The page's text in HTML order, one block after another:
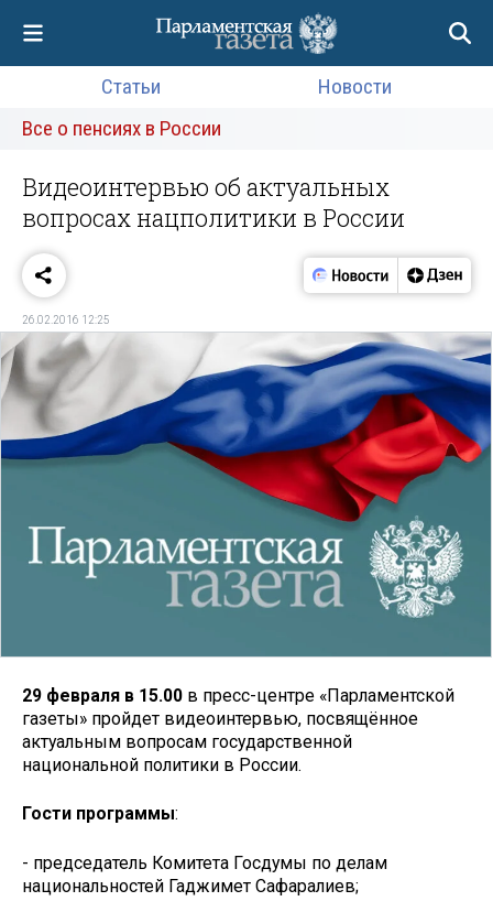
Статьи
Новости
Все о пенсиях в России
Видеоинтервью об актуальных
вопросах нацполитики в России
26.02.2016 12:25
29 февраля в 15.00 в пресс-центре «Парламентской
газеты» пройдет видеоинтервью, посвящённое
актуальным вопросам государственной
национальной политики в России.
Гости программы:
- председатель Комитета Госдумы по делам
национальностей Гаджимет Сафаралиев;